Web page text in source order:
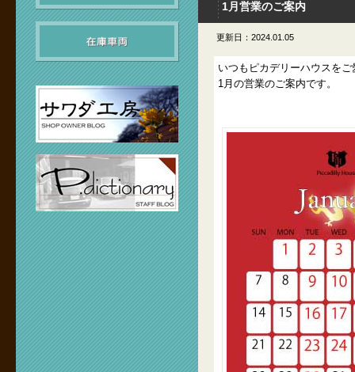
1月営業のご案内
更新日：2024.01.05
いつもピカデリーハウスを
1月の営業のご案内です。